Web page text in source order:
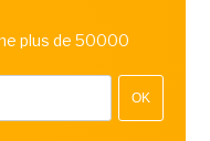
plus de 50000
OK